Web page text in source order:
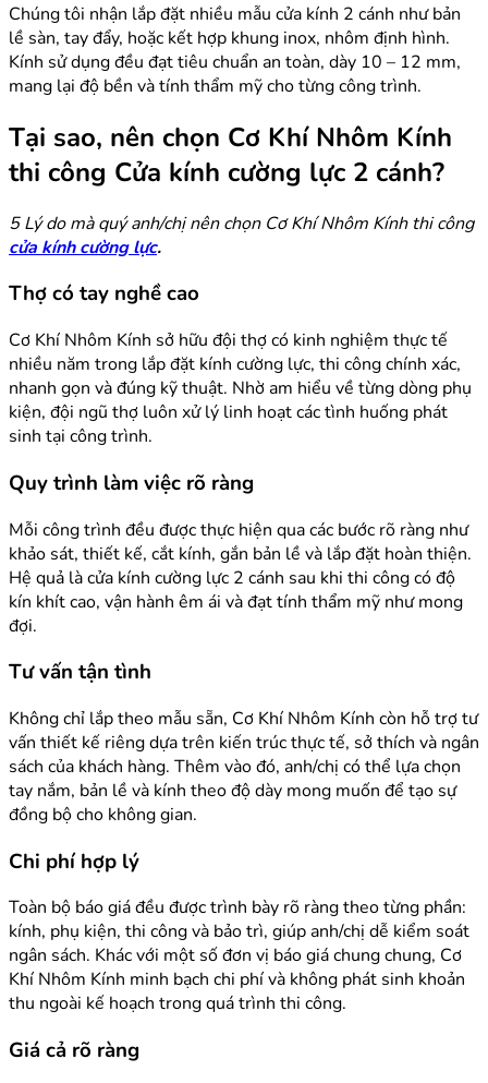
Chúng tôi nhận lắp đặt nhiều mẫu cửa kính 2 cánh như bản
lề sàn, tay đẩy, hoặc kết hợp khung inox, nhôm định hình.
Kính sử dụng đều đạt tiêu chuẩn an toàn, dày 10 – 12 mm,
mang lại độ bền và tính thẩm mỹ cho từng công trình.
Tại sao, nên chọn Cơ Khí Nhôm Kính
thi công Cửa kính cường lực 2 cánh?
5 Lý do mà quý anh/chị nên chọn Cơ Khí Nhôm Kính thi công
cửa kính cường lực.
Thợ có tay nghề cao
Cơ Khí Nhôm Kính sở hữu đội thợ có kinh nghiệm thực tế
nhiều năm trong lắp đặt kính cường lực, thi công chính xác,
nhanh gọn và đúng kỹ thuật. Nhờ am hiểu về từng dòng phụ
kiện, đội ngũ thợ luôn xử lý linh hoạt các tình huống phát
sinh tại công trình.
Quy trình làm việc rõ ràng
Mỗi công trình đều được thực hiện qua các bước rõ ràng như
khảo sát, thiết kế, cắt kính, gắn bản lề và lắp đặt hoàn thiện.
Hệ quả là cửa kính cường lực 2 cánh sau khi thi công có độ
kín khít cao, vận hành êm ái và đạt tính thẩm mỹ như mong
đợi.
Tư vấn tận tình
Không chỉ lắp theo mẫu sẵn, Cơ Khí Nhôm Kính còn hỗ trợ tư
vấn thiết kế riêng dựa trên kiến trúc thực tế, sở thích và ngân
sách của khách hàng. Thêm vào đó, anh/chị có thể lựa chọn
tay nắm, bản lề và kính theo độ dày mong muốn để tạo sự
đồng bộ cho không gian.
Chi phí hợp lý
Toàn bộ báo giá đều được trình bày rõ ràng theo từng phần:
kính, phụ kiện, thi công và bảo trì, giúp anh/chị dễ kiểm soát
ngân sách. Khác với một số đơn vị báo giá chung chung, Cơ
Khí Nhôm Kính minh bạch chi phí và không phát sinh khoản
thu ngoài kế hoạch trong quá trình thi công.
Giá cả rõ ràng